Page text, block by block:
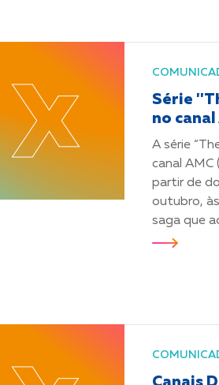
Série
no canal
A série
canal AMC
partir de
outubro,
saga que
Canais